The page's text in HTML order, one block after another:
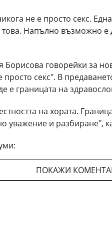
не е просто секс.
Напълно възможно е
Борисова говорейки за
просто секс". В
е границата на
на хората.
уважение и разбиране",
ПОКАЖИ